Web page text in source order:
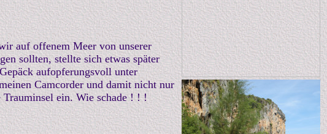
auf offenem Meer von unserer
sollten, stellte sich etwas später
aufopferungsvoll unter
Camcorder und damit nicht nur
ein. Wie schade ! ! !